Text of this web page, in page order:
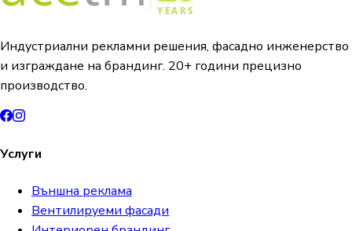
Индустриални рекламни решения, фасадно инженерство
и изграждане на брандинг. 20+ години прецизно
производство.
Услуги
Външна реклама
Вентилируеми фасади